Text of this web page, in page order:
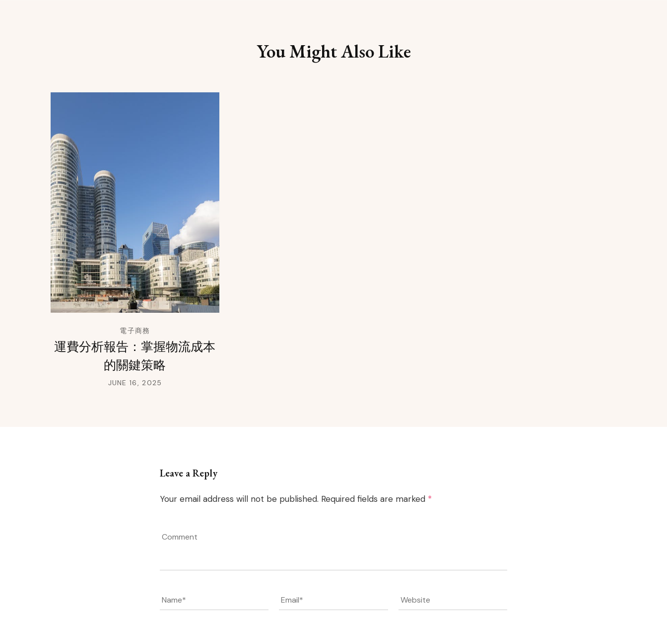
You Might Also Like
電子商務
運費分析報告：掌握物流成本
的關鍵策略
JUNE 16, 2025
Leave a Reply
Your email address will not be published. Required fields are marked *
Name* Email* Website